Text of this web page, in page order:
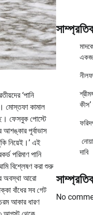
‘পানি
মোস্তফা কামাল
ফেসবুক পোস্টে
আশঙ্কার পূর্বাভাস
নিয়েই।’ এই
পরিমাণ পানি
বিশ্লেষণ করা শুরু
অবস্থা আরো
বাঁধের সব গেট
আকার ধারণ
কীস’
দাবি
No